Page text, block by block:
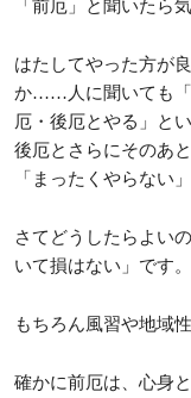
1 前厄とはど
前厄は、厄年におい
一般的に「本厄に次
は、厄は本厄・大厄
て気にする必要はな
ただし、前厄は本厄
調をきたす年ではあり
あまりにも「あれが
いるのか、心身の状